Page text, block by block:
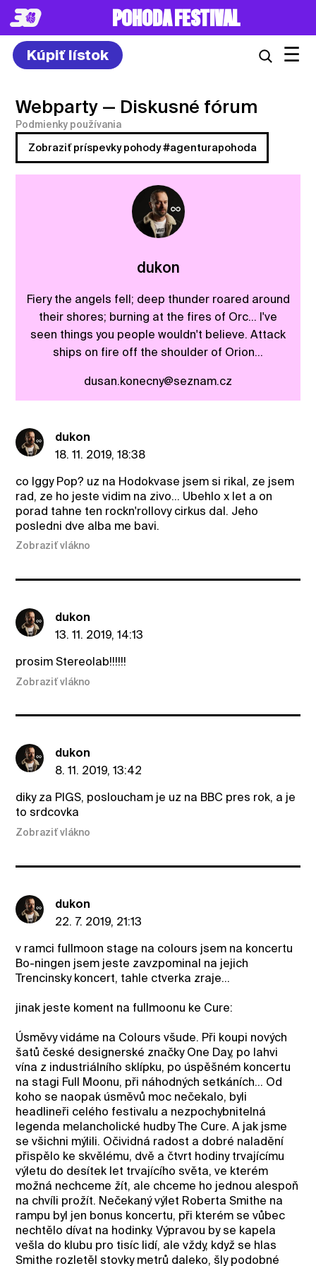
POHODA FESTIVAL
Kúpiť lístok ☰
Webparty — Diskusné fórum
Podmienky používania
Zobraziť príspevky pohody #agenturapohoda
dukon
Fiery the angels fell; deep thunder roared around
their shores; burning at the fires of Orc... I've
seen things you people wouldn't believe. Attack
ships on fire off the shoulder of Orion...
dusan.konecny@seznam.cz
dukon
18. 11. 2019, 18:38
co Iggy Pop? uz na Hodokvase jsem si rikal, ze jsem
rad, ze ho jeste vidim na zivo... Ubehlo x let a on
porad tahne ten rockn'rollovy cirkus dal. Jeho
posledni dve alba me bavi.
Zobraziť vlákno
dukon
13. 11. 2019, 14:13
prosim Stereolab!!!!!!
Zobraziť vlákno
dukon
8. 11. 2019, 13:42
diky za PIGS, posloucham je uz na BBC pres rok, a je
to srdcovka
Zobraziť vlákno
dukon
22. 7. 2019, 21:13
v ramci fullmoon stage na colours jsem na koncertu
Bo-ningen jsem jeste zavzpominal na jejich
Trencinsky koncert, tahle ctverka zraje...
jinak jeste koment na fullmoonu ke Cure:
Úsměvy vidáme na Colours všude. Při koupi nových
šatů české designerské značky One Day, po lahvi
vína z industriálního sklípku, po úspěšném koncertu
na stagi Full Moonu, při náhodných setkáních… Od
koho se naopak úsměvů moc nečekalo, byli
headlineři celého festivalu a nezpochybnitelná
legenda melancholické hudby The Cure. A jak jsme
se všichni mýlili. Očividná radost a dobré naladění
přispělo ke skvělému, dvě a čtvrt hodiny trvajícímu
výletu do desítek let trvajícího světa, ve kterém
možná nechceme žít, ale chceme ho jednou alespoň
na chvíli prožít. Nečekaný výlet Roberta Smithe na
rampu byl jen bonus koncertu, při kterém se vůbec
nechtělo dívat na hodinky. Výpravou by se kapela
vešla do klubu pro tisíc lidí, ale vždy, když se hlas
Smithe rozletěl stovky metrů daleko, šly podobné